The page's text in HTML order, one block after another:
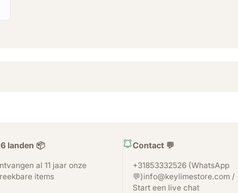
landen 📦
al 11 jaar onze
items
Contact 💬
+31853332526 (WhatsApp
💬)info@keylimestore.com /
Start een live chat